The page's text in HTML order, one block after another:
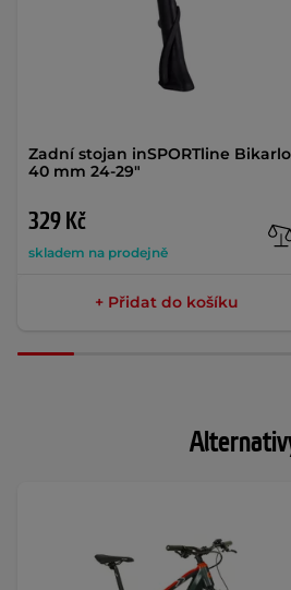
Zadní stojan inSPORTline Bikarlo
40 mm 24-29"
329 Kč
skladem na prodejně
+ Přidat do košíku